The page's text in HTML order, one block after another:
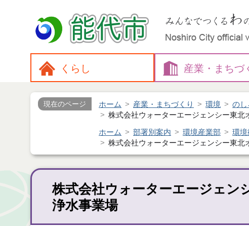
くらし 産業・ まちづ
現在のページ ホーム 産業・まちづくり 環境 の
株式会社ウォーターエージェンシー東
ホーム 部署別案内 環境産業部 環境
株式会社ウォーターエージェンシー東
株式会社ウォーターエージェン
浄水事業場